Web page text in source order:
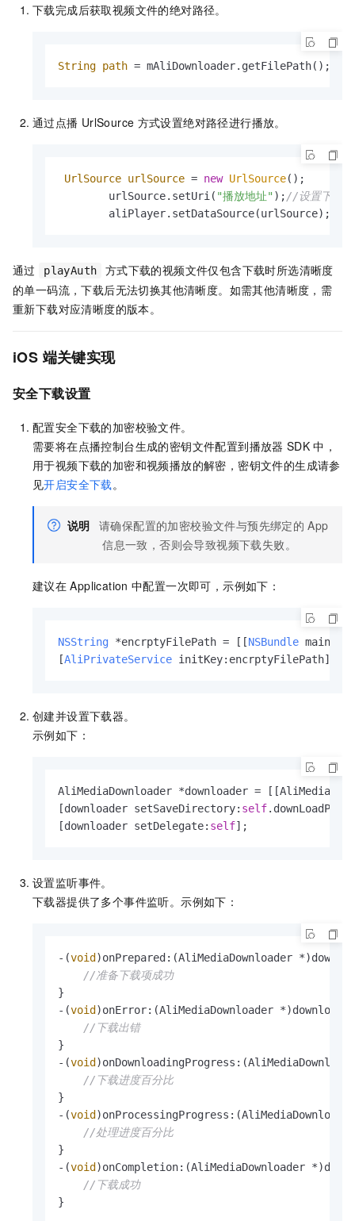
下载完成后获取视频文件的绝对路径。
String path = mAliDownloader.getFilePath();
通过点播 UrlSource 方式设置绝对路径进行播放。
UrlSource urlSource = new UrlSource();
        urlSource.setUri(
"播放地址" ); //设置下载视
        aliPlayer.setDataSource(urlSource);
通过 playAuth
方式下载的视频文件仅包含下载时所选清晰度
的单一码流，下载后无法切换其他清晰度。如需其他清晰度，需
重新下载对应清晰度的版本。
iOS 端关键实现
安全下载设置
配置安全下载的加密校验文件。
需要将在点播控制台生成的密钥文件配置到播放器 SDK 中，
用于视频下载的加密和视频播放的解密，密钥文件的生成请参
见开启安全下载 。
说明 请确保配置的加密校验文件与预先绑定的 App
信息一致，否则会导致视频下载失败。
建议在 Application 中配置一次即可，示例如下：
NSString *encrptyFilePath = [[NSBundle
[AliPrivateService initKey:encrptyFilePath];
创建并设置下载器。
示例如下：
AliMediaDownloader *downloader =
[downloader setSaveDirectory: self
[downloader setDelegate: self];
设置监听事件。
下载器提供了多个事件监听。示例如下：
-(void )onPrepared:(AliMediaDownloader
//准备下载项成功
}
-(void )onError:(AliMediaDownloader
//下载出错
}
-(void
//下载进度百分比
}
-(void
//处理进度百分比
}
-(void )onCompletion:(AliMediaDownloader
//下载成功
}